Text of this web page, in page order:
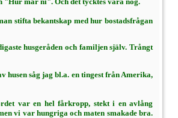
stifta be­kantskap med hur bostadsfrågan
husgeråden och familjen själv. Trångt
husen såg jag bl.a. en tingest från Amerika,
var en hel fårkropp, stekt i en avlång
vi var hungri­ga och maten smakade bra.